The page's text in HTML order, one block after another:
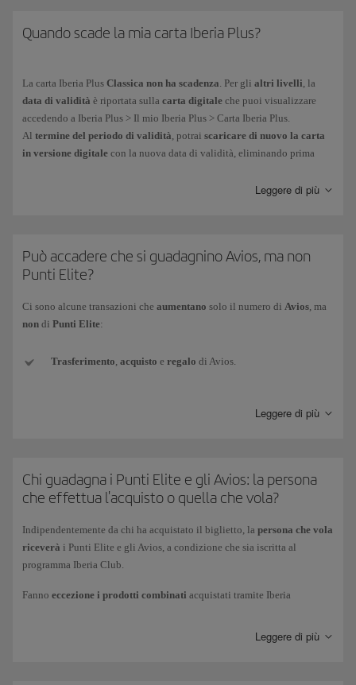
informazioni sull'accumulo di Punti Elite sui voli.
Per gliacquisti effettuati con carte di creditodei nostri partner
finanziari. Maggiori informazioni sui nostripartner finanziari
I Punti Elitenon possono essere acquistati, regalati o trasferitienon
vengono assegnati in caso di acquisto di
* Il Gruppo Iberia è formato da Iberia, Iberia Regional/Air Nostrum e
Iberia Express).
Quando scade la mia carta Iberia Plus?
La carta Iberia Plus Classica non ha scadenza. Per gli altri livelli, la
data di validità è riportata sulla carta digitale che puoi visualizzare
accedendo a Iberia Plus > Il mio Iberia Plus > Carta Iberia Plus.
Al termine del periodo di validità, potrai scaricare di nuovo la carta
in versione digitale con la nuova data di validità, eliminando prima
mobile.
Leggere di più
Può accadere che si guadagnino Avios, ma non
Punti Elite?
Ci sono alcune transazioni che aumentano solo il numero di Avios, ma
non di Punti Elite:
Trasferimento, acquisto e regalo di Avios.
sottoscrizione di una nuova carta di credito).
promozionali ottenuti attraverso i bonus di Iberia Club.
Aviosottenuti in premioin concorsi o sorteggi (sia per la vincita
che per la partecipazione).
Avios inomaggiocome compensazione di imprevisti o problemi.
(come guadagnare Punti Elite
Leggere di più
Chi guadagna i Punti Elite e gli Avios: la persona
che effettua l'acquisto o quella che vola?
Indipendentemente da chi ha acquistato il biglietto, la persona che vola
riceverà i Punti Elite e gli Avios, a condizione che sia iscritta al
programma Iberia Club.
Fanno eccezione i prodotti combinati acquistati tramite Iberia
la persona che compra il pacchetto riceverà tutti i Punti Elite associati
Leggere di più